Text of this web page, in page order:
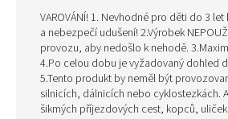
VAROVÁNÍ! 1. Nevhodné pro děti do 3
a nebezpečí udušení! 2.Výrobek
provozu, aby nedošlo k nehodě.
4.Po celou dobu je vyžadovaný dohled
5.Tento produkt by neměl být
silnicích, dálnicích nebo cyklostezkách.
šikmých příjezdových cest, kopců,